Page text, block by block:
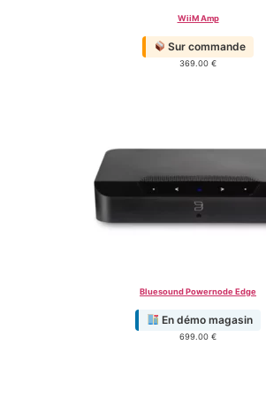
WiiM Amp
Sur commande
369.00 €
Bluesound Powernode Edge
En démo magasin
699.00 €